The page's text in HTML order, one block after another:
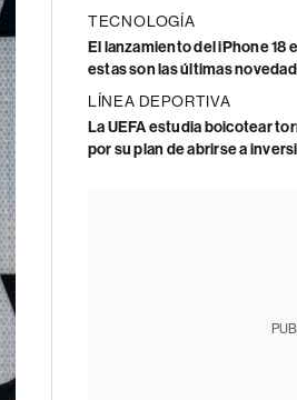
TECNOLOGÍA
El lanzamiento del iPhone 18
estas son las últimas
LÍNEA DEPORTIVA
La UEFA estudia boicotear
por su plan de abrirse a